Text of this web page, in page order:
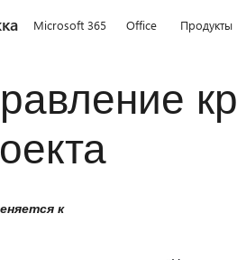
Microsoft 365 Office Продукты
к